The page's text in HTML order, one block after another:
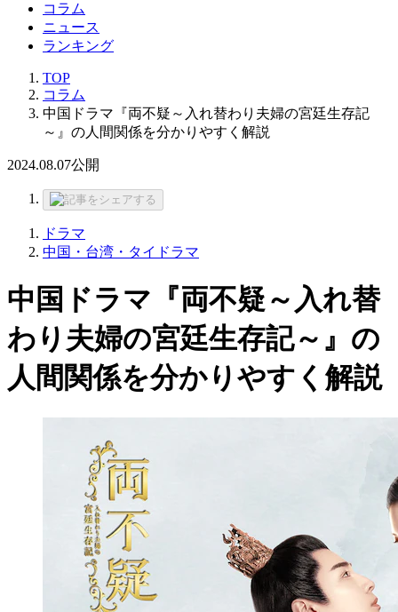
コラム
ニュース
ランキング
TOP
コラム
中国ドラマ『両不疑～入れ替わり夫婦の宮廷生存記
～』の人間関係を分かりやすく解説
2024.08.07公開
ドラマ
中国・台湾・タイドラマ
中国ドラマ『両不疑～入れ替
わり夫婦の宮廷生存記～』の
人間関係を分かりやすく解説